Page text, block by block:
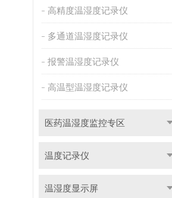
高精度温湿度记录仪
多通道温湿度记录仪
报警温湿度记录仪
高温型温湿度记录仪
医药温湿度监控专区
温度记录仪
温湿度显示屏